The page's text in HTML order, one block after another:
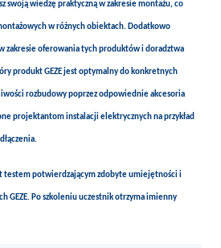
swoją wiedzę praktyczną w zakresie montażu, co
w różnych obiektach. Dodatkowo
zakresie oferowania tych produktów i doradztwa
produkt GEZE jest optymalny do konkretnych
rozbudowy poprzez odpowiednie akcesoria
projektantom instalacji elektrycznych na przykład
testem potwierdzającym zdobyte umiejętności i
GEZE. Po szkoleniu uczestnik otrzyma imienny